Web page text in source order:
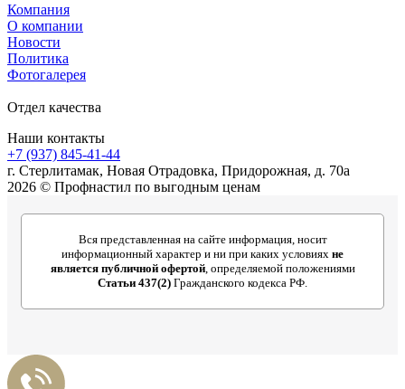
Компания
О компании
Новости
Политика
Фотогалерея
Отдел качества
Наши контакты
+7 (937) 845-41-44
г. Стерлитамак, Новая Отрадовка, Придорожная, д. 70а
2026 © Профнастил по выгодным ценам
Вся представленная на сайте информация, носит
информационный характер и ни при каких условиях не
является публичной офертой, определяемой положениями
Статьи 437(2) Гражданского кодекса РФ.